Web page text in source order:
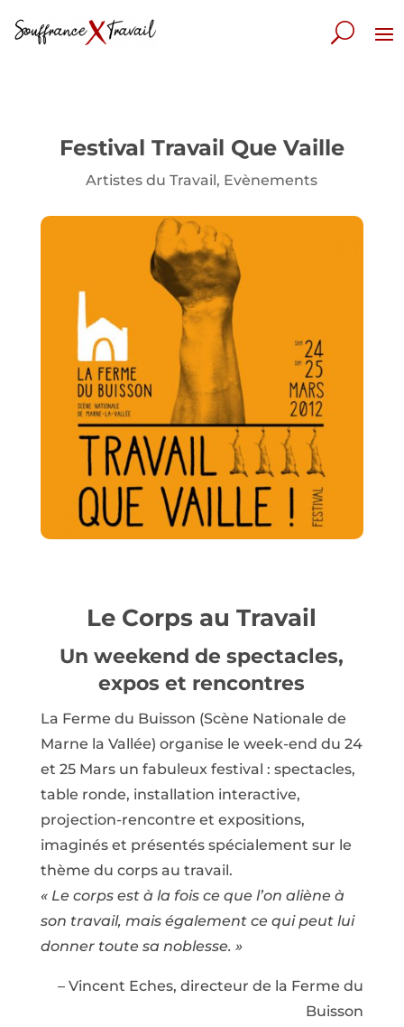
Festival Travail Que Vaille
Artistes du Travail, Evènements
Le Corps au Travail
Un weekend de spectacles,
expos et rencontres
La Ferme du Buisson (Scène Nationale de
Marne la Vallée) organise le week-end du 24
et 25 Mars un fabuleux festival : spectacles,
table ronde, installation interactive,
projection-rencontre et expositions,
imaginés et présentés spécialement sur le
thème du corps au travail.
« Le corps est à la fois ce que l’on aliène à
son travail, mais également ce qui peut lui
donner toute sa noblesse. »
– Vincent Eches, directeur de la Ferme du
Buisson